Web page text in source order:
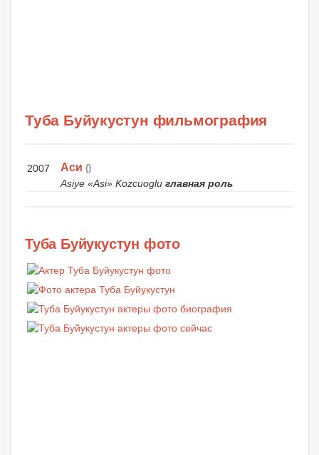
Туба Буйукустун фильмография
2007 Аси ()
Asiye «Asi» Kozcuoglu главная роль
Туба Буйукустун фото